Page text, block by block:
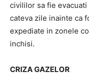
civililor sa fie
cateva zile inainte ca
expediate in zonele
inchisi.
CRIZA GAZELOR